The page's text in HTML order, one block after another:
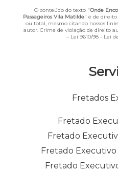
Fretados
Fretado
Fretado
Fretado Executivo
Fretado
O conteúdo do texto "Onde
Passageiros Vila Matilde" é de direito
ou total, mesmo citando nossos
autor. Crime de violação de direito
– Lei 9610/98 - Lei